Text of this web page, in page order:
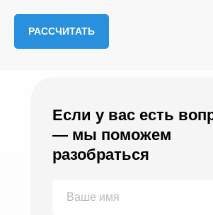
РАССЧИТАТЬ
Если у вас есть
— мы поможем
разобраться